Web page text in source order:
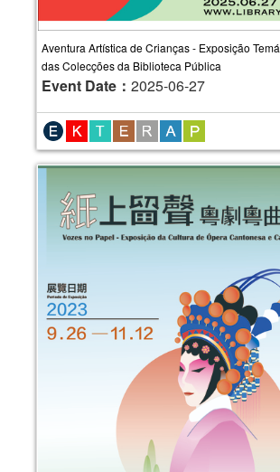
Aventura Artística de Crianças - Exposição
das Colecções da Biblioteca Pública
Event Date： 2025-06-27